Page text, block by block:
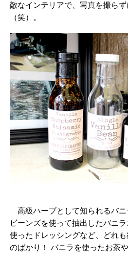
敵なインテリアで、写真を撮ら
（笑）。
高級ハーブとして知られるバニ
ビーンズを使って抽出したバニ
使ったドレッシングなど、どれ
のばかり！ バニラを使ったお茶